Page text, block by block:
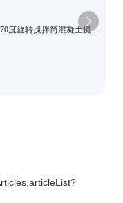
度旋转搅拌筒混凝土搅拌